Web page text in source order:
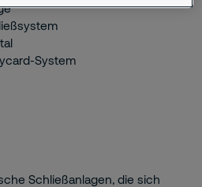
System
Schließanlagen, die sich